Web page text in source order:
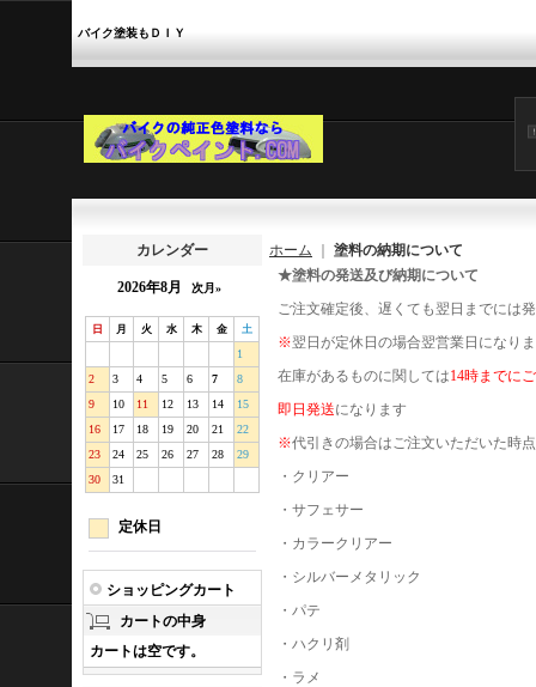
バイク塗装もＤＩＹ
カレンダー
2026年8月 次月»
日 月 火 水 木 金 土
1
2
3 4 5 6 7
8
9
10 11 12 13 14
15
16
17 18 19 20 21
22
23
24 25 26 27 28
29
30
31
定休日
ショッピングカート
カートの中身
カートは空です。
ホーム
塗料の納期について
★塗料の発送及び納期について
ご注文確定後、遅くても翌日までには
※翌日が定休日の場合翌営業日になり
在庫があるものに関しては14時までに
即日発送になります
※代引きの場合はご注文いただいた時
・クリアー
・サフェサー
・カラークリアー
・シルバーメタリック
・パテ
・ハクリ剤
・ラメ